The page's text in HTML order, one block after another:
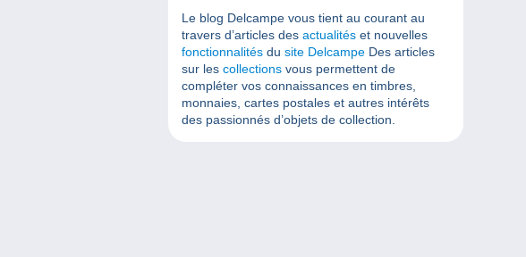
Le blog Delcampe vous tient au courant au
travers d’articles des actualités et nouvelles
fonctionnalités du site Delcampe Des articles
sur les collections vous permettent de
compléter vos connaissances en timbres,
monnaies, cartes postales et autres intérêts
des passionnés d’objets de collection.